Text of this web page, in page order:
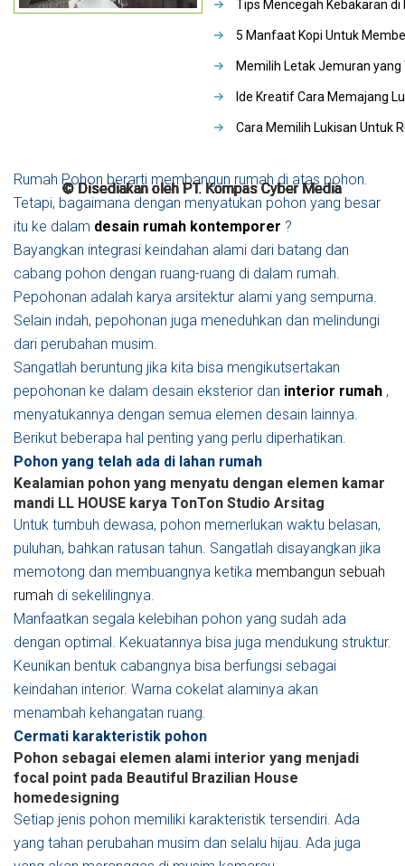
Tips Mencegah Kebakaran di
5 Manfaat Kopi Untuk
Memilih Letak Jemuran yang
Ide Kreatif Cara Memajang
Cara Memilih Lukisan Untuk
Rumah Pohon berarti membangun rumah di atas pohon.
Tetapi, bagaimana dengan menyatukan pohon yang besar
itu ke dalam desain rumah kontemporer ?
Bayangkan integrasi keindahan alami dari batang dan
cabang pohon dengan ruang-ruang di dalam rumah.
Pepohonan adalah karya arsitektur alami yang sempurna.
Selain indah, pepohonan juga meneduhkan dan melindungi
dari perubahan musim.
Sangatlah beruntung jika kita bisa mengikutsertakan
pepohonan ke dalam desain eksterior dan interior rumah ,
menyatukannya dengan semua elemen desain lainnya.
Berikut beberapa hal penting yang perlu diperhatikan.
Pohon yang telah ada di lahan rumah
© Disediakan oleh PT. Kompas Cyber Media
Kealamian pohon yang menyatu dengan elemen kamar
mandi LL HOUSE karya TonTon Studio Arsitag
Untuk tumbuh dewasa, pohon memerlukan waktu belasan,
puluhan, bahkan ratusan tahun. Sangatlah disayangkan jika
memotong dan membuangnya ketika membangun sebuah
rumah di sekelilingnya.
Manfaatkan segala kelebihan pohon yang sudah ada
dengan optimal. Kekuatannya bisa juga mendukung struktur.
Keunikan bentuk cabangnya bisa berfungsi sebagai
keindahan interior. Warna cokelat alaminya akan
menambah kehangatan ruang.
Cermati karakteristik pohon
© Disediakan oleh PT. Kompas Cyber Media
Pohon sebagai elemen alami interior yang menjadi
focal point pada Beautiful Brazilian House
homedesigning
Setiap jenis pohon memiliki karakteristik tersendiri. Ada
yang tahan perubahan musim dan selalu hijau. Ada juga
© Disediakan oleh PT. Kompas Cyber Media
© Disediakan oleh PT. Kompas Cyber Media
© Disediakan oleh PT. Kompas Cyber Media
© Disediakan oleh PT. Kompas Cyber Media
© Disediakan oleh PT. Kompas Cyber Media
© Disediakan oleh PT. Kompas Cyber Media
© Disediakan oleh PT. Kompas Cyber Media